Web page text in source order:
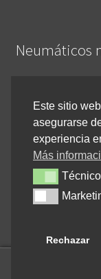
Neumáticos
Inicio
Cómo
Devoluciones
Cancelar pedido
Contacto
Este sitio
asegurarse
experiencia
Más
TécnicoTécnico
Marketing
Rechazar